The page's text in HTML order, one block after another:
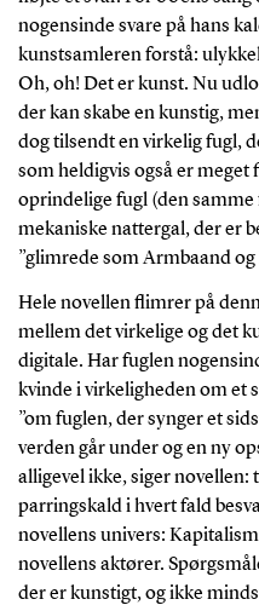
nogensinde svare på hans
kunstsamleren forstå:
Oh, oh! Det er kunst. Nu
der kan skabe en kunstig,
dog tilsendt en virkelig fugl,
som heldigvis også er meget
oprindelige fugl (den
mekaniske nattergal, der er
”glimrede som Armbaand og
Hele novellen flimrer på
mellem det virkelige og det
digitale. Har fuglen
kvinde i virkeligheden om et
”om fuglen, der synger et
verden går under og en ny
alligevel ikke, siger novellen:
parringskald i hvert fald
novellens univers:
novellens aktører.
der er kunstigt, og ikke